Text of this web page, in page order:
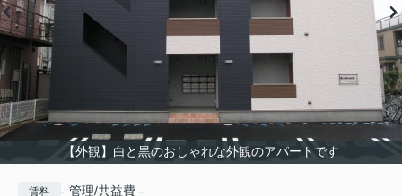
【外観】白と黒のおしゃれな外観のアパートです
賃料 - 管理/共益費 -